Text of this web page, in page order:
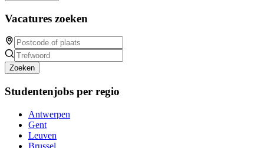
Vacatures zoeken
Zoeken
Studentenjobs per regio
Antwerpen
Gent
Leuven
Brussel